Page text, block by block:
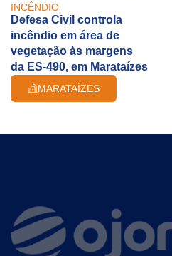
INCÊNDIO
Defesa Civil controla
incêndio em área de
vegetação às margens
da ES-490, em Marataízes
MARATAÍZES